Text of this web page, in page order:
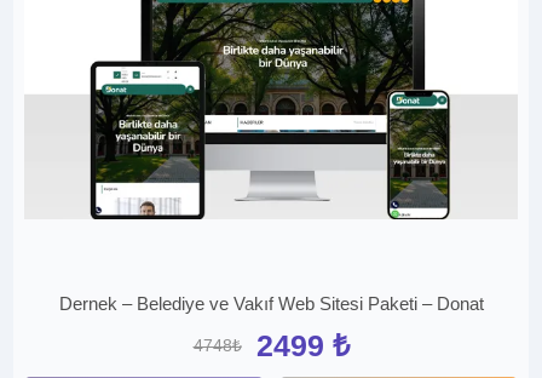
Dernek – Belediye ve Vakıf Web Sitesi Paketi – Donat
4748₺ 2499 ₺